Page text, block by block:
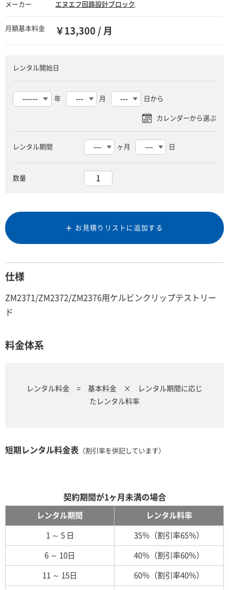
メーカー エヌエフ回路設計ブロック
月額基本料金 ￥13,300 / 月
レンタル開始日
年 月 日から
レンタル期間 ヶ月 日
数量
お見積りリストに追加する
仕様
ZM2371/ZM2372/ZM2376用ケルビンクリップテストリー
ド
料金体系
レンタル料金 = 基本料金 × レンタル期間に応じ
たレンタル料率
短期レンタル料金表 （割引率を併記しています）
契約期間が1ヶ月未満の場合
レンタル期間 レンタル料率
1 ～ 5 日 35％（割引率65％）
6 ～ 10日 40％（割引率60％）
11 ～ 15日 60％（割引率40％）